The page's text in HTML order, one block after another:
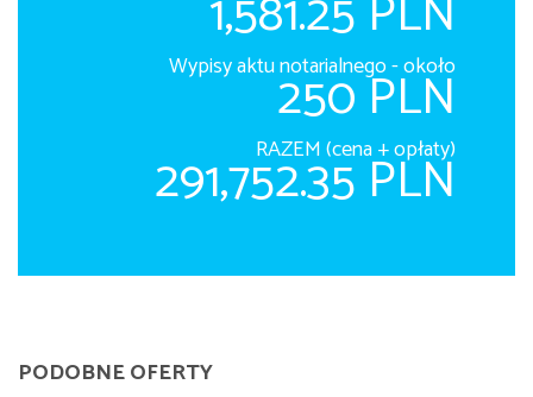
1,581.25 PLN
Wypisy aktu notarialnego - około
250 PLN
RAZEM (cena + opłaty)
291,752.35 PLN
PODOBNE OFERTY